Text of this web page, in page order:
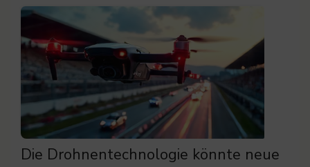
Die Drohnentechnologie könnte neue